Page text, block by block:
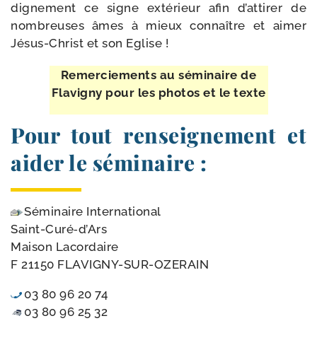
digne­ment ce signe exté­rieur afin d’attirer de
nom­breuses âmes à mieux connaître et aimer
Jésus-​Christ et son Eglise !
Remerciements au sémi­naire de
Flavigny pour les pho­tos et le texte
Pour tout renseignement et
aider le séminaire :
Séminaire International
Saint-Curé‑d’Ars
Maison Lacordaire
F 21150 FLAVIGNY-SUR-OZERAIN
03 80 96 20 74
03 80 96 25 32